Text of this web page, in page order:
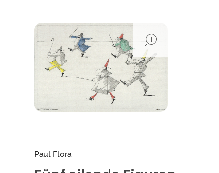
Paul Flora